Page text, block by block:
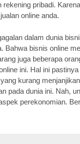
pribadi.
online anda.
dalam dunia
Bahwa bisnis online
juga beberapa
ini. Hal ini
kurang
pada dunia ini. Nah,
perekonomian.